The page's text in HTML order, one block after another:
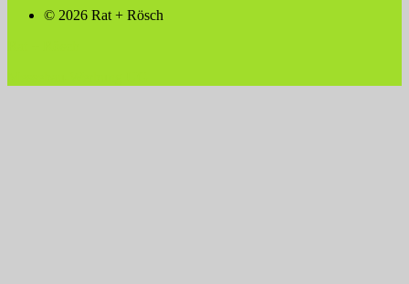
© 2026 Rat + Rösch